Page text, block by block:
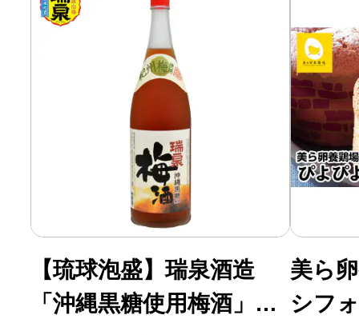
ふるさと納税の基礎知識
10秒ぴったり診断
自治体直営サイト特集
はじめるバイブルとは
よくあるご質問
【琉球泡盛】瑞泉酒造
「沖縄黒糖使用梅酒」
美ら
シフ